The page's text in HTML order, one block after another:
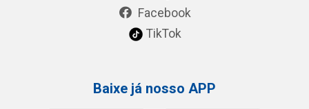
Facebook
TikTok
Baixe já nosso APP